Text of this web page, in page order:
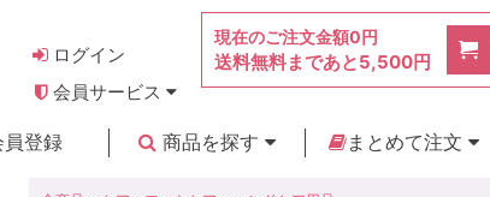
ログイン
会員サービス
現在のご注文金額0円
送料無料まであと5,500円
登録
商品を探す
まとめて注文